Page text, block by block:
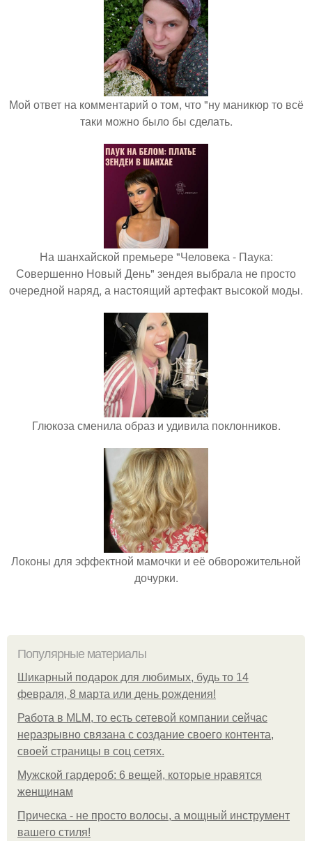
Мой ответ на комментарий о том, что "ну маникюр то всё
таки можно было бы сделать.
На шанхайской премьере "Человека - Паука:
Совершенно Новый День" зендея выбрала не просто
очередной наряд, а настоящий артефакт высокой моды.
Глюкоза сменила образ и удивила поклонников.
Локоны для эффектной мамочки и её обворожительной
дочурки.
Популярные материалы
Шикарный подарок для любимых, будь то 14
февраля, 8 марта или день рождения!
Работа в MLM, то есть сетевой компании сейчас
неразрывно связана с создание своего контента,
своей страницы в соц сетях.
Мужской гардероб: 6 вещей, которые нравятся
женщинам
Прическа - не просто волосы, а мощный инструмент
вашего стиля!